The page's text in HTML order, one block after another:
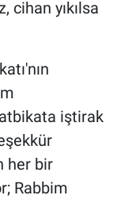
cihan yıkılsa
iştirak
her bir
Rabbim